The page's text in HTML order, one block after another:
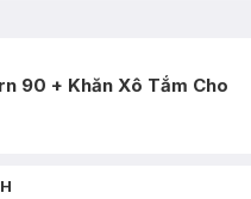
90 + Khăn Xô Tắm Cho